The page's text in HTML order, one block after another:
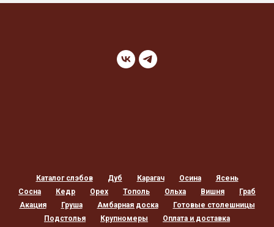
Каталог слэбов Дуб Карагач Осина
Ясень
Сосна
Кедр Орех Тополь Ольха Вишня
Граб
Акация
Груша Амбарная доска
Готовые столешницы
Подстолья
Крупномеры Оплата и доставка